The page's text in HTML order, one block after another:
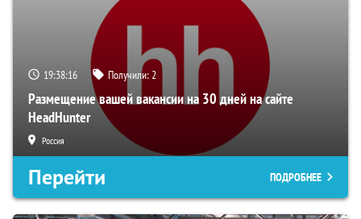
19:38:15 Получили:2
Размещение вашей вакансии на 30 дней на сайте
HeadHunter
Россия
Перейти ПОДРОБНЕЕ